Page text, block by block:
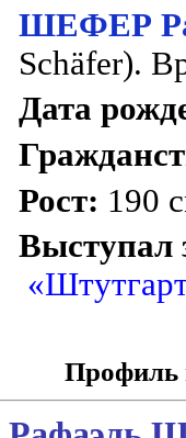
ШЕФЕР
Schäfer).
Дата
Рост: 190
Выступал
Профиль